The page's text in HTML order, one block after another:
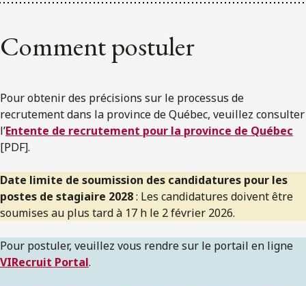
Comment postuler
Pour obtenir des précisions sur le processus de
recrutement dans la province de Québec, veuillez consulter
l’Entente de recrutement pour la province de Québec
[PDF].
Date limite de soumission des candidatures pour les
postes de stagiaire 2028: Les candidatures doivent être
soumises au plus tard à 17 h le 2 février 2026.
Pour postuler, veuillez vous rendre sur le portail en ligne
VIRecruit Portal.